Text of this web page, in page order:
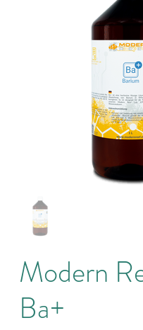
Modern
Ba+